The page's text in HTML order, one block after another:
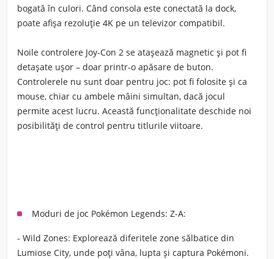
bogată în culori. Când consola este conectată la dock,
poate afișa rezoluție 4K pe un televizor compatibil.
Noile controlere Joy-Con 2 se atașează magnetic și pot fi
detașate ușor – doar printr-o apăsare de buton.
Controlerele nu sunt doar pentru joc: pot fi folosite și ca
mouse, chiar cu ambele mâini simultan, dacă jocul
permite acest lucru. Această funcționalitate deschide noi
posibilități de control pentru titlurile viitoare.
Moduri de joc Pokémon Legends: Z-A:
- Wild Zones: Explorează diferitele zone sălbatice din
Lumiose City, unde poți vâna, lupta și captura Pokémoni.